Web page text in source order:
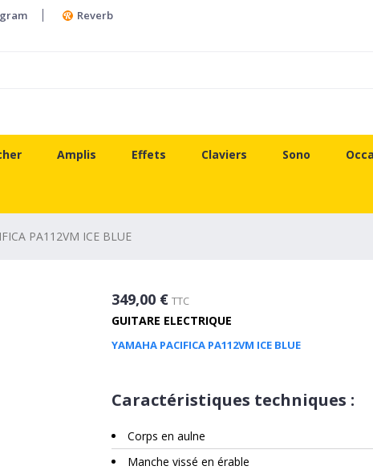
Reverb
Amplis Effets Claviers Sono
PA112VM ICE BLUE
349,00 € TTC
GUITARE ELECTRIQUE
YAMAHA PACIFICA PA112VM ICE BLUE
Caractéristiques techniques :
Corps en aulne
Manche vissé en érable